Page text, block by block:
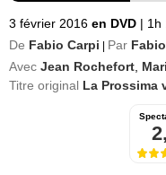
3 février 2016 en DVD | 1h
De Fabio Carpi Par
Avec Jean Rochefort
Titre original La Prossima